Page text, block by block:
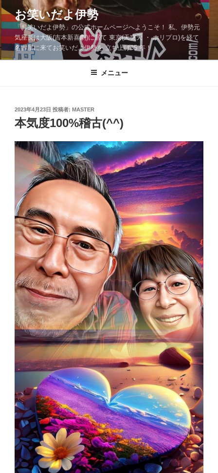
ン
テ
ツ
お笑いだよ伊勢
「お笑いだよ伊勢」の公式ホームページへようこそ！ 私、伊勢元
気座長は大阪(吉本新喜劇)に居て 東京(天突天 ・ ホリプロ)を経て
名古屋に来てお笑いだよ伊勢を 立ち上げ35 年！
メニュー
投
日:
2023年4月23日 投稿者: MASTER
本気度100%稽古(^^)